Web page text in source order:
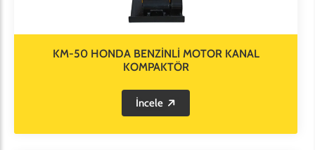
KM-50 HONDA BENZİNLİ MOTOR KANAL
KOMPAKTÖR
İncele